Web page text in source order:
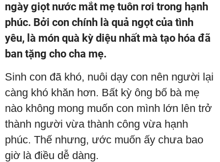
ngày giọt nước mắt mẹ tuôn rơi trong hạnh
phúc. Bởi con chính là quả ngọt của tình
yêu, là món quà kỳ diệu nhất mà tạo hóa đã
ban tặng cho cha mẹ.
Sinh con đã khó, nuôi dạy con nên người lại
càng khó khăn hơn. Bất kỳ ông bố bà mẹ
nào không mong muốn con mình lớn lên trở
thành người vừa thành công vừa hạnh
phúc. Thế nhưng, ước muốn ấy chưa bao
giờ là điều dễ dàng.